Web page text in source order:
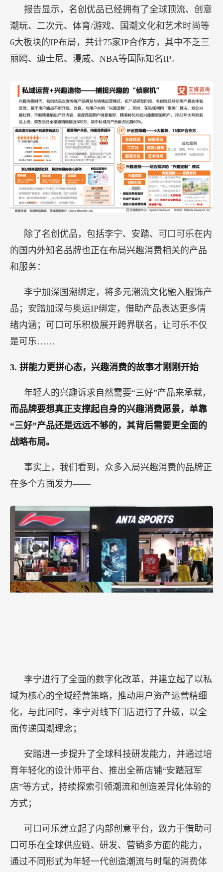
报告显示，名创优品已经拥有了全球顶流、创意
潮玩、二次元、体育/游戏、国潮文化和艺术时尚等
6大板块的IP布局，共计75家IP合作方，其中不乏三
丽鸥、迪士尼、漫威、NBA等国际知名IP。
除了名创优品，包括李宁、安踏、可口可乐在内
的国内外知名品牌也正在布局兴趣消费相关的产品
和服务：
李宁加深国潮绑定，将多元潮流文化融入服饰产
品；安踏加深与奥运IP绑定，借助产品表达更多情
绪内涵；可口可乐积极展开跨界联名，让可乐不仅
是可乐……
3. 拼能力更拼心态，兴趣消费的故事才刚刚开始
年轻人的兴趣诉求自然需要“三好”产品来承载，
而品牌要想真正支撑起自身的兴趣消费愿景，单靠
“三好”产品还是远远不够的，其背后需要更全面的
战略布局。
事实上，我们看到，众多入局兴趣消费的品牌正
在多个方面发力——
李宁进行了全面的数字化改革，并建立起了以私
域为核心的全域经营策略，推动用户资产运营精细
化，与此同时，李宁对线下门店进行了升级，以全
面传递国潮理念；
安踏进一步提升了全球科技研发能力，并通过培
育年轻化的设计师平台、推出全新店铺“安踏冠军
店”等方式，持续探索引领潮流和创造差异化体验的
方式；
可口可乐建立起了内部创意平台，致力于借助可
口可乐在全球供应链、研发、营销多方面的能力，
通过不同形式为年轻一代创造潮流与时髦的消费体